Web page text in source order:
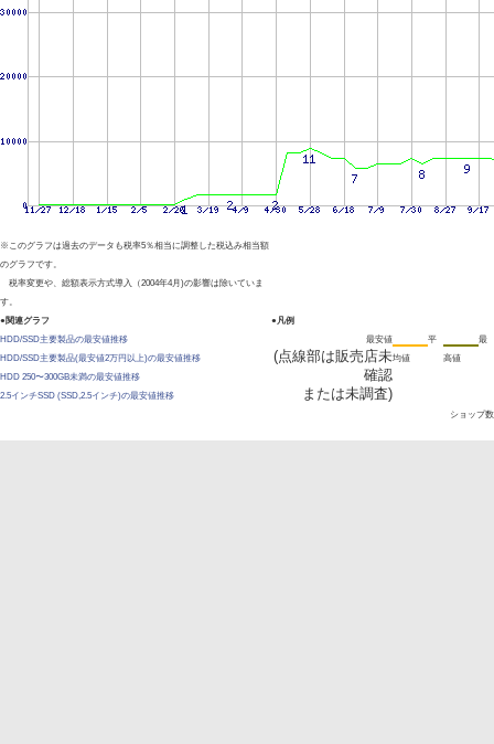
※このグラフは過去のデータも税率5％相当に調整した税込み相当額
のグラフです。
税率変更や、総額表示方式導入（2004年4月)の影響は除いていま
す。
●関連グラフ
HDD/SSD主要製品の最安値推移
HDD/SSD主要製品(最安値2万円以上)の最安値推移
HDD 250〜300GB未満の最安値推移
2.5インチSSD (SSD,2.5インチ)の最安値推移
●凡例
最安値
(点線部は販売店未
確認
または未調査)
平
均値
最
高値
ショップ数